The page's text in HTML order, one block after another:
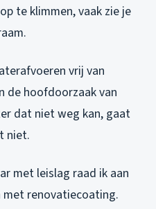
te klimmen, vaak zie je
vrij van
de hoofdoorzaak van
dat niet weg kan, gaat
niet.
met leislag raad ik aan
met renovatiecoating.